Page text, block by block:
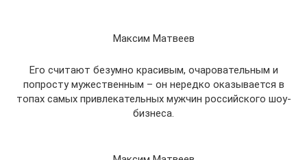
Максим Матвеев
Его считают безумно красивым, очаровательным и
попросту мужественным – он нередко оказывается в
топах самых привлекательных мужчин российского шоу-
бизнеса.